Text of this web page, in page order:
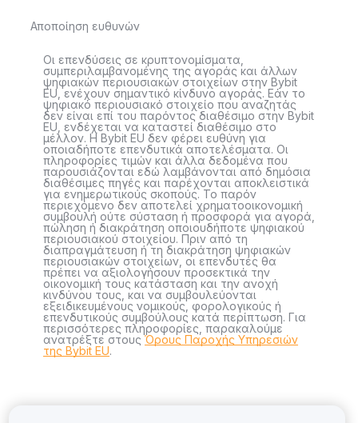
Αποποίηση ευθυνών
Οι επενδύσεις σε κρυπτονομίσματα,
συμπεριλαμβανομένης της αγοράς και άλλων
ψηφιακών περιουσιακών στοιχείων στην Bybit
EU, ενέχουν σημαντικό κίνδυνο αγοράς. Εάν το
ψηφιακό περιουσιακό στοιχείο που αναζητάς
δεν είναι επί του παρόντος διαθέσιμο στην Bybit
EU, ενδέχεται να καταστεί διαθέσιμο στο
μέλλον. Η Bybit EU δεν φέρει ευθύνη για
οποιαδήποτε επενδυτικά αποτελέσματα. Οι
πληροφορίες τιμών και άλλα δεδομένα που
παρουσιάζονται εδώ λαμβάνονται από δημόσια
διαθέσιμες πηγές και παρέχονται αποκλειστικά
για ενημερωτικούς σκοπούς. Το παρόν
περιεχόμενο δεν αποτελεί χρηματοοικονομική
συμβουλή ούτε σύσταση ή προσφορά για αγορά,
πώληση ή διακράτηση οποιουδήποτε ψηφιακού
περιουσιακού στοιχείου. Πριν από τη
διαπραγμάτευση ή τη διακράτηση ψηφιακών
περιουσιακών στοιχείων, οι επενδυτές θα
πρέπει να αξιολογήσουν προσεκτικά την
οικονομική τους κατάσταση και την ανοχή
κινδύνου τους, και να συμβουλεύονται
εξειδικευμένους νομικούς, φορολογικούς ή
επενδυτικούς συμβούλους κατά περίπτωση. Για
περισσότερες πληροφορίες, παρακαλούμε
ανατρέξτε στουςΌρους Παροχής Υπηρεσιών
της Bybit EU.